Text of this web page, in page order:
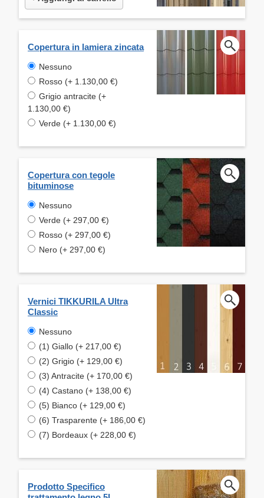
Copertura in lamiera zincata
Nessuno
Rosso (+ 1.130,00 €)
Grigio antracite (+
1.130,00 €)
Verde (+ 1.130,00 €)
Copertura con tegole
bituminose
Nessuno
Verde (+ 297,00 €)
Rosso (+ 297,00 €)
Nero (+ 297,00 €)
Vernici TIKKURILA Ultra
Classic
Nessuno
(1) Giallo (+ 217,00 €)
(2) Grigio (+ 129,00 €)
(3) Antracite (+ 170,00 €)
(4) Castano (+ 138,00 €)
(5) Bianco (+ 129,00 €)
(6) Trasparente (+ 186,00 €)
(7) Bordeaux (+ 228,00 €)
Prodotto Specifico